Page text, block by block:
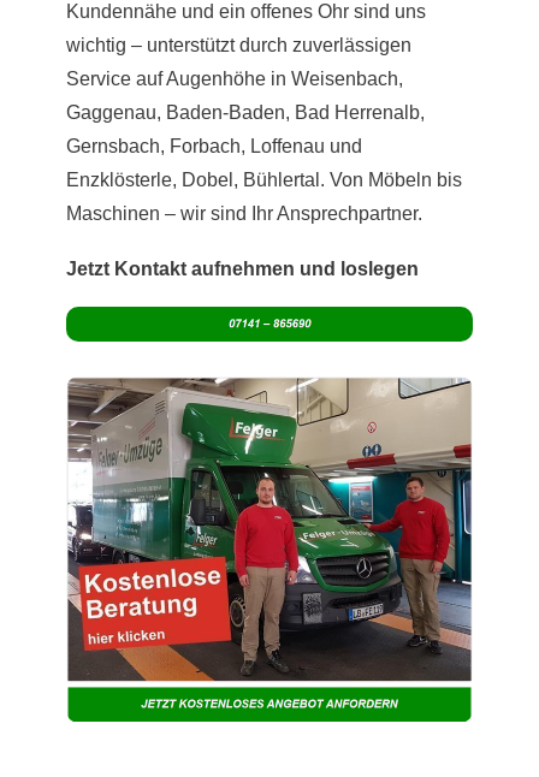
Kundennähe und ein offenes Ohr sind uns
wichtig – unterstützt durch zuverlässigen
Service auf Augenhöhe in Weisenbach,
Gaggenau, Baden-Baden, Bad Herrenalb,
Gernsbach, Forbach, Loffenau und
Enzklösterle, Dobel, Bühlertal. Von Möbeln bis
Maschinen – wir sind Ihr Ansprechpartner.
Jetzt Kontakt aufnehmen und loslegen